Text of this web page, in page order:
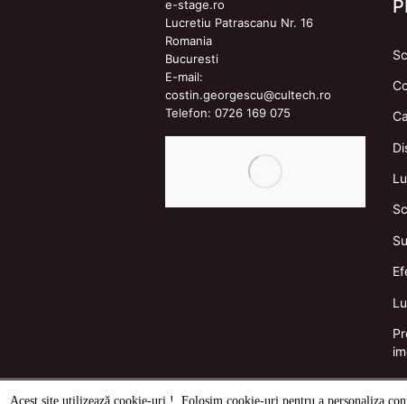
Acest site utilizează cookie-uri ! Folosim cookie-uri pentru a personaliza
e-stage.ro
Lucretiu Patrascanu Nr. 16
Romania
Bucuresti
E-mail:
costin.georgescu@cultech.ro
Telefon: 0726 169 075